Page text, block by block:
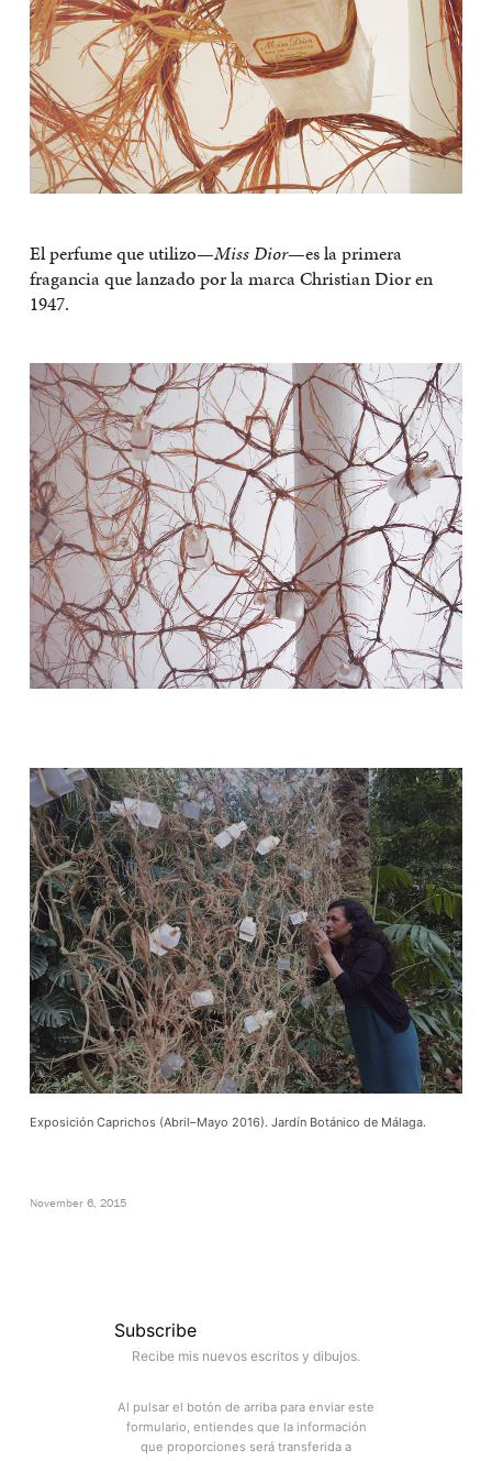
El perfume que utilizo—Miss Dior—es la primera
fragancia que lanzado por la marca Christian Dior en
1947.
Exposición Caprichos (Abril–Mayo 2016). Jardín Botánico de Málaga.
November 6, 2015
Subscribe
Recibe mis nuevos escritos y dibujos.
Al pulsar el botón de arriba para enviar este
formulario, entiendes que la información
que proporciones será transferida a